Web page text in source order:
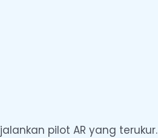
pilot AR yang terukur.